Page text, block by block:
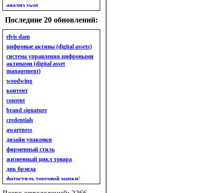
анализ swot
анализ бизнес-портфеля
анализ имиджа
анализ кластерный
анализ конкурентов
анализ кросс-культурных
особенностей
анализ мак кинси «7s»
анализ макросистемы
анализ маркетинговый
анализ рынка
анализ ситуационный
анализ экспертный
индивидуальный
анкета
ассортимент
ассортимент товарный.
планирование товарного
ассортимента
ассортимент. глубина
Последние 20 обновлений:
elvis dam
цифровые активы (digital assets)
система управления цифровыми
активами (digital asset
management)
woodwing
контент
content
brand signature
credentials
awareness
дизайн упаковки
фирменный стиль
жизненный цикл товара
днк брэнда
фотостиль торговой марки/
линейки продукции